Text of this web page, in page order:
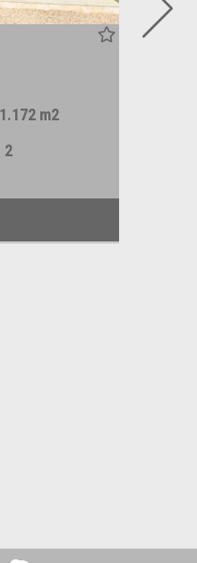
1.172 m2
2